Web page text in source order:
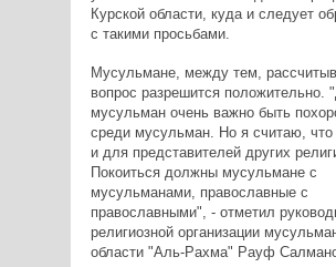
Курской области, куда и следует
с такими просьбами.
Мусульмане, между тем,
вопрос разрешится положительно.
мусульман очень важно быть
среди мусульман. Но я считаю, что
и для представителей других
Покоиться должны мусульмане с
мусульманами, православные с
православными", - отметил
религиозной организации
области "Аль-Рахма" Рауф